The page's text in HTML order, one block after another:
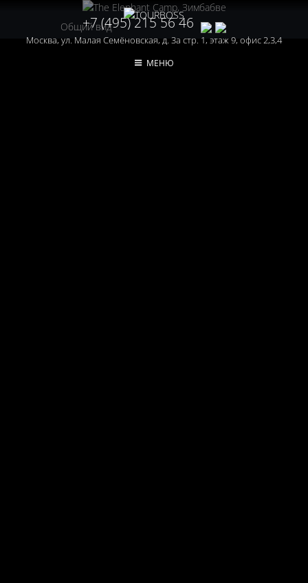
+7 (495) 215 56 46
Москва, ул. Малая Семёновская, д. 3а стр. 1, этаж 9, офис 2,3,4
МЕНЮ
Общий вид